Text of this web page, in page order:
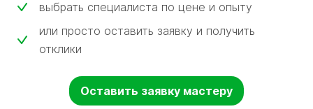
выбрать специалиста по цене и опыту
или просто оставить заявку и получить
отклики
Оставить заявку мастеру